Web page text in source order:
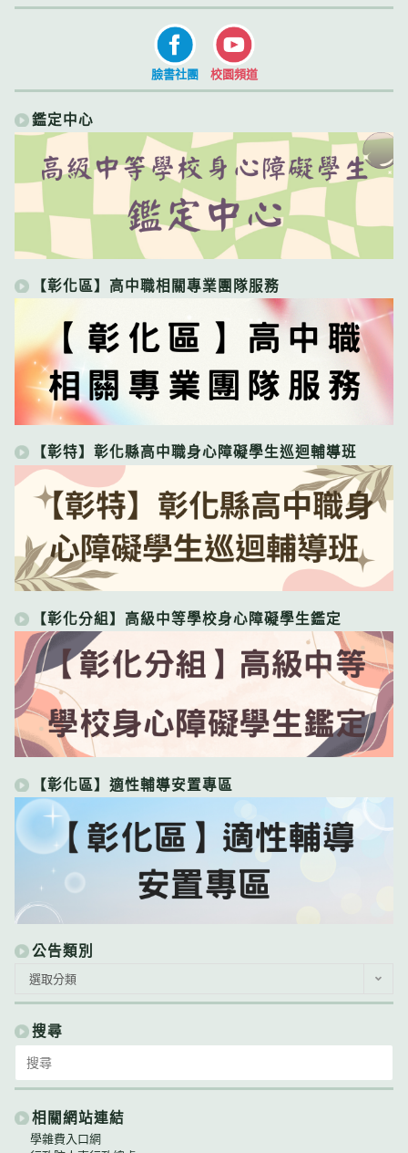
臉書社團 校園頻道
鑑定中心
【彰化區】高中職相關專業團隊服務
【彰特】彰化縣高中職身心障礙學生巡迴輔導班
【彰化分組】高級中等學校身心障礙學生鑑定
【彰化區】適性輔導安置專區
公告類別
類
別
選取分類
搜尋
for:
相關網站連結
學雜費入口網